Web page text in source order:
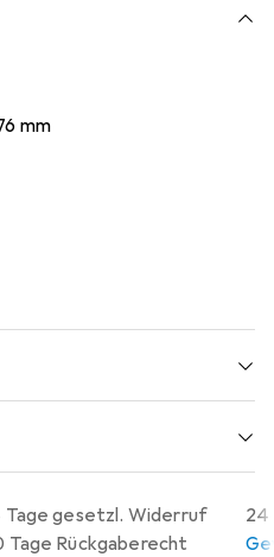
mm
Tage gesetzl. Widerruf
Tage Rückgaberecht
24